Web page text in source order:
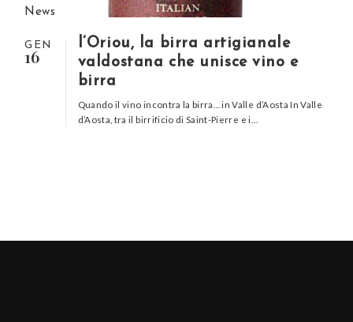
News
GEN
16
l’Oriou, la birra artigianale
valdostana che unisce vino e
birra
Quando il vino incontra la birra… in Valle d’Aosta In Valle
d’Aosta, tra il birrificio di Saint-Pierre e i…